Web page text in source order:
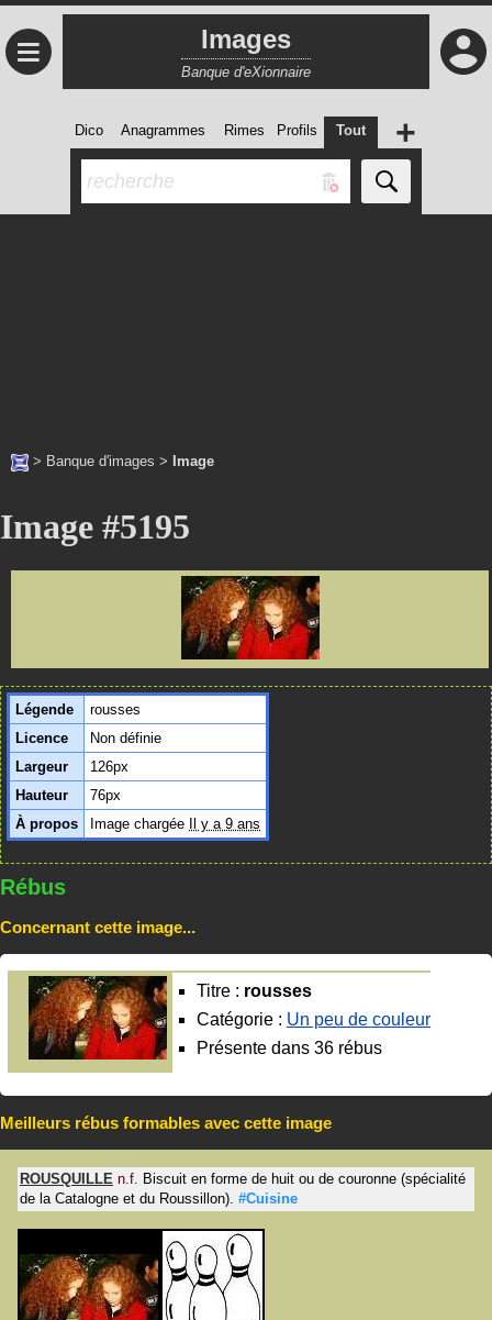
≡ Images
Banque d'eXionnaire
Dico Anagrammes Rimes Profils Tout +
> Banque d'images > Image
Image #5195
Légende
rousses
Licence
Non définie
Largeur
126px
Hauteur
76px
À propos
Image chargée Il y a 9 ans
Rébus
Concernant cette image...
Titre : rousses
Catégorie : Un peu de couleur
Présente dans 36 rébus
Meilleurs rébus formables avec cette image
ROUSQUILLE n.f. Biscuit en forme de huit ou de couronne (spécialité
de la Catalogne et du Roussillon). #Cuisine